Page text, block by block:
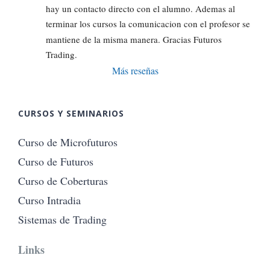
hay un contacto directo con el alumno. Ademas al
terminar los cursos la comunicacion con el profesor se
mantiene de la misma manera. Gracias Futuros
Trading.
Más reseñas
CURSOS Y SEMINARIOS
Curso de Microfuturos
Curso de Futuros
Curso de Coberturas
Curso Intradia
Sistemas de Trading
Links